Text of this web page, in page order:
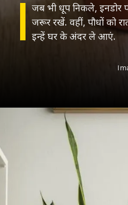
जब भी धूप निकले, इनडोर
जरूर रखें. वहीं, पौधों को
इन्हें घर के अंदर ले आएं.